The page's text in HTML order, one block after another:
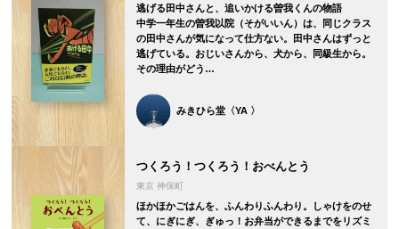
逃げる田中さんと、追いかける曽我くんの物語
中学一年生の曽我以院（そがいいん）は、同じクラス
の田中さんが気になって仕方ない。田中さんはずっと
逃げている。おじいさんから、犬から、同級生から。
その理由がどう…
みきひら堂〈YA 〉
つくろう！つくろう！おべんとう
東京 神保町
ほかほかごはんを、ふんわりふんわり。しゃけをのせ
て、にぎにぎ、ぎゅっ！お弁当ができるまでをリズミ